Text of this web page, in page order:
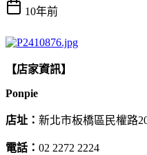
10年前
【店家資訊】
Ponpie
店址： 新北市板橋區民權路
電話： 02 2272 2224